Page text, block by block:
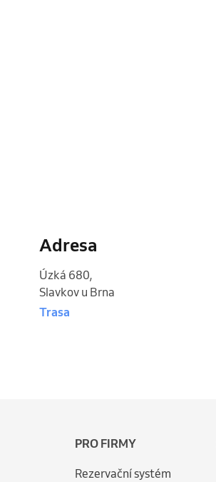
Adresa
Úzká 680,
Slavkov u Brna
Trasa
PRO FIRMY
Rezervační systém